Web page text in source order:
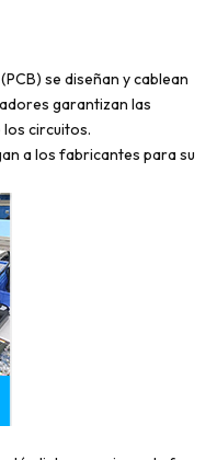
se diseñan y cablean
garantizan las
circuitos.
a los fabricantes para su